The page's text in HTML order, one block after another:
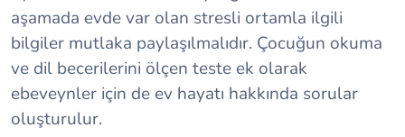
aşamada evde var olan stresli ortamla ilgili
bilgiler mutlaka paylaşılmalıdır. Çocuğun okuma
ve dil becerilerini ölçen teste ek olarak
ebeveynler için de ev hayatı hakkında sorular
oluşturulur.